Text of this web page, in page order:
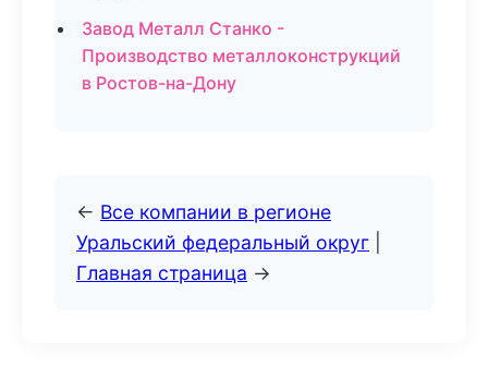
Завод Металл Станко -
Производство металлоконструкций
в Ростов-на-Дону
← Все компании в регионе
Уральский федеральный округ
Главная страница →